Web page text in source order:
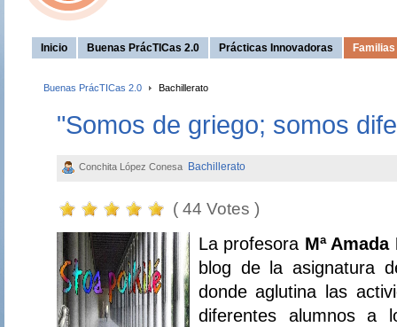
Inicio Buenas PrácTICas 2.0 Prácticas Innovadoras
Buenas PrácTICas 2.0 Bachillerato
"Somos de griego; somos
Conchita López Conesa Bachillerato
( 44 Votes )
La profesora Mª
blog de la asignatura
donde aglutina las
diferentes alumnos a